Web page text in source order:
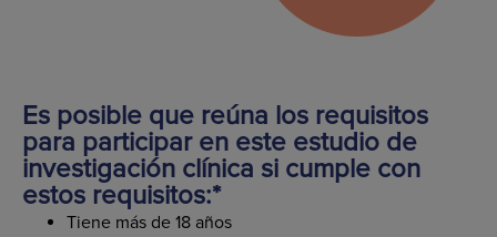
Es posible que reúna los requisitos
para participar en este estudio de
investigación clínica si cumple con
estos requisitos:*
Tiene más de 18 años